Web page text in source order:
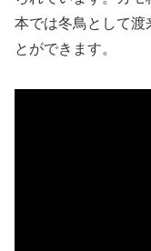
本では冬鳥として渡
とができます。